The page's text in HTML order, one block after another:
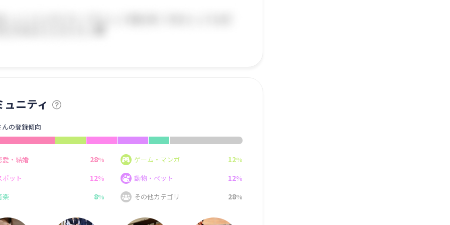
ュニティ
の登録傾向
愛・結婚 28% ゲーム・マンガ 12%
ポット
12% 動物・ペット 12%
楽
8% その他カテゴリ 28%